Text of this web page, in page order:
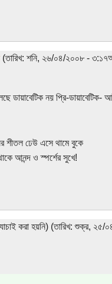
(তারিখ: শনি, ২৬/০৪/২০০৮ -
ডায়াবেটিক নয় প্রি-ডায়াবেটিক-
শীতল ঢেউ এসে থামে বুকে
আনন্দ ও স্পর্শের সুখে!
করা হয়নি) (তারিখ: শুক্র,